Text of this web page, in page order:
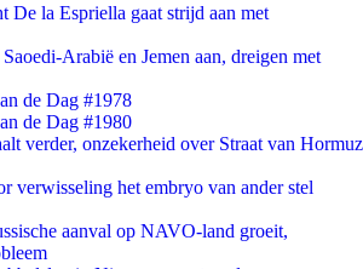
De la Espriella gaat strijd aan met
Arabië en Jemen aan, dreigen met
de Dag #1978
de Dag #1980
verder, onzekerheid over Straat van Hormuz
verwisseling het embryo van ander stel
aanval op NAVO-land groeit,